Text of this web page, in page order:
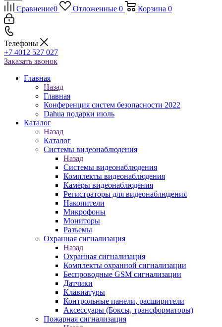
Сравнение0 Отложенные 0 Корзина 0
Телефоны
+7 4012 527 027
Заказать звонок
Главная
Назад
Главная
Конференция систем безопасности 2022
Dahua подарки июль
Каталог
Назад
Каталог
Системы видеонаблюдения
Назад
Системы видеонаблюдения
Комплекты видеонаблюдения
Камеры видеонаблюдения
Регистраторы для видеонаблюдения
Накопители
Микрофоны
Мониторы
Разъемы
Охранная сигнализация
Назад
Охранная сигнализация
Комплекты охранной сигнализации
Беспроводные GSM сигнализации
Датчики
Клавиатуры
Контрольные панели, расширители
Аксессуары (Боксы, трансформаторы)
Пожарная сигнализация